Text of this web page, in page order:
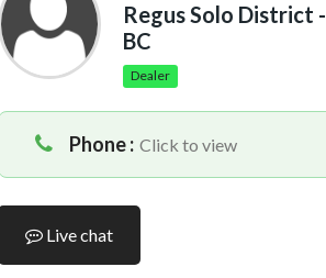
Regus Solo District -
BC
Dealer
Phone : Click to view
Live chat